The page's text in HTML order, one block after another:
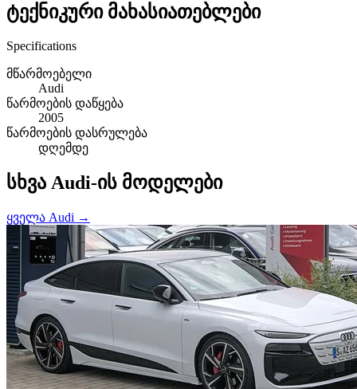
ტექნიკური მახასიათებლები
Specifications
მწარმოებელი
Audi
წარმოების დაწყება
2005
წარმოების დასრულება
დღემდე
სხვა Audi-ის მოდელები
ყველა Audi →